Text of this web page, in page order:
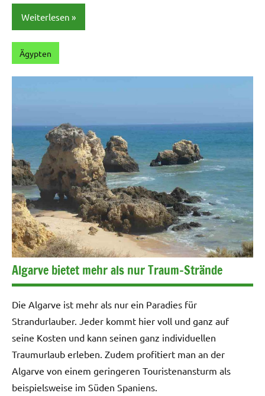
Weiterlesen
Ägypten
Algarve bietet mehr als nur Traum-Strände
Die Algarve ist mehr als nur ein Paradies für
Strandurlauber. Jeder kommt hier voll und ganz auf
seine Kosten und kann seinen ganz individuellen
Traumurlaub erleben. Zudem profitiert man an der
Algarve von einem geringeren Touristenansturm als
beispielsweise im Süden Spaniens.